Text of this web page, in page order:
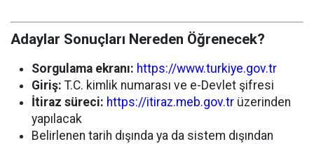
Adaylar Sonuçları Nereden Öğrenecek?
Sorgulama ekranı: https://www.turkiye.gov.tr
Giriş: T.C. kimlik numarası ve e-Devlet şifresi
İtiraz süreci: https://itiraz.meb.gov.tr üzerinden
yapılacak
Belirlenen tarih dışında ya da sistem dışından